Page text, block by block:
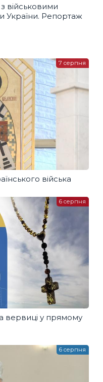
військовими
України. Репортаж
війська
7 серпня
вервиці у прямому
6 серпня
6 серпня